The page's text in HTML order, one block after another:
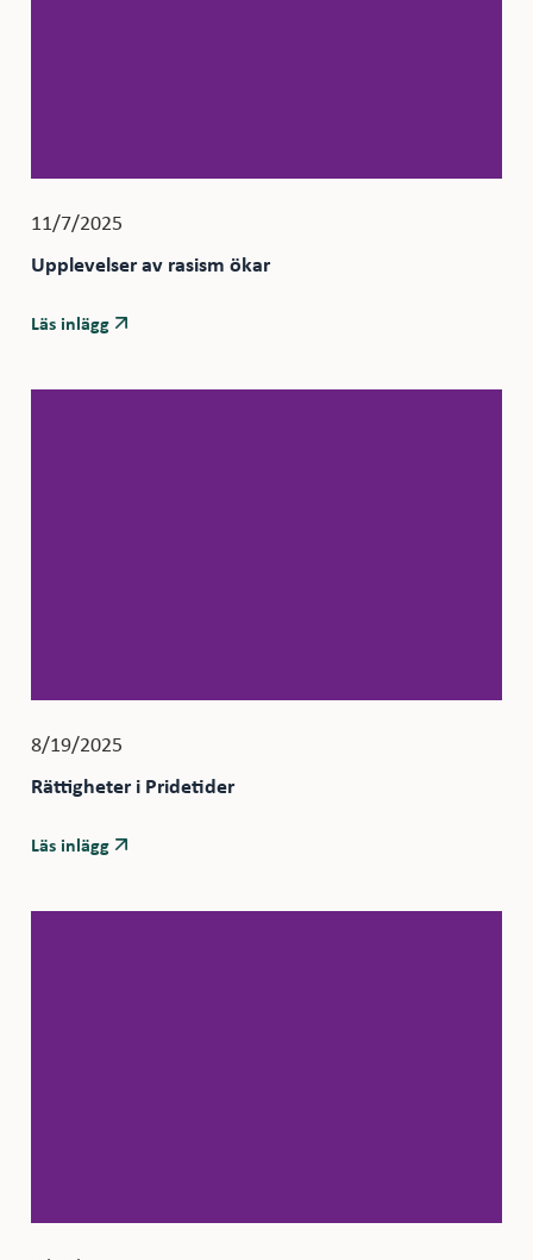
11/7/2025
Upplevelser av rasism ökar
Läs inlägg
8/19/2025
Rättigheter i Pridetider
Läs inlägg